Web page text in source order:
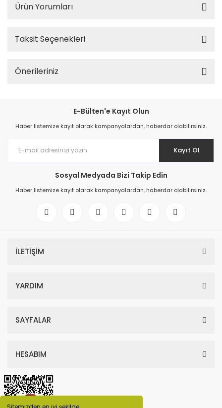
Ürün Yorumları
Taksit Seçenekleri
Önerileriniz
E-Bülten'e Kayıt Olun
Haber listemize kayıt olarak kampanyalardan, haberdar olabilirsiniz.
Kayıt Ol
Sosyal Medyada Bizi Takip Edin
Haber listemize kayıt olarak kampanyalardan, haberdar olabilirsiniz.
İLETİŞİM
YARDIM
SAYFALAR
HESABIM